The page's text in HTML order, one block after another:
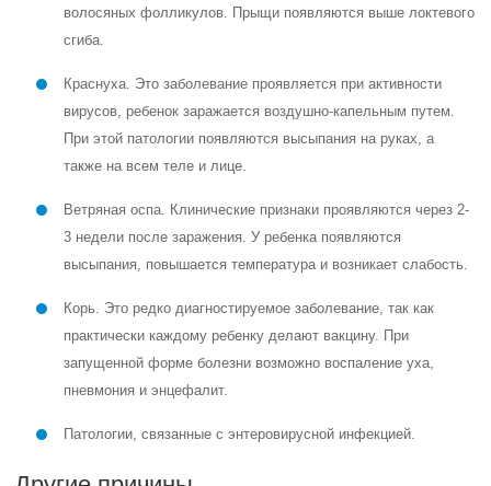
волосяных фолликулов. Прыщи появляются выше локтевого
сгиба.
Краснуха. Это заболевание проявляется при активности
вирусов, ребенок заражается воздушно-капельным путем.
При этой патологии появляются высыпания на руках, а
также на всем теле и лице.
Ветряная оспа. Клинические признаки проявляются через 2-
3 недели после заражения. У ребенка появляются
высыпания, повышается температура и возникает слабость.
Корь. Это редко диагностируемое заболевание, так как
практически каждому ребенку делают вакцину. При
запущенной форме болезни возможно воспаление уха,
пневмония и энцефалит.
Патологии, связанные с энтеровирусной инфекцией.